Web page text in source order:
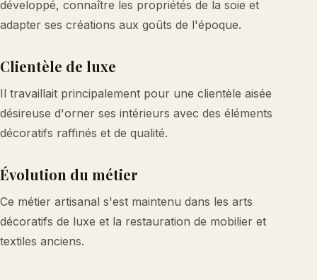
développé, connaître les propriétés de la soie et
adapter ses créations aux goûts de l'époque.
Clientèle de luxe
Il travaillait principalement pour une clientèle aisée
désireuse d'orner ses intérieurs avec des éléments
décoratifs raffinés et de qualité.
Évolution du métier
Ce métier artisanal s'est maintenu dans les arts
décoratifs de luxe et la restauration de mobilier et
textiles anciens.